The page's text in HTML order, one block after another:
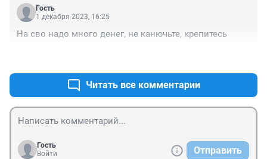
Гость
1 декабря 2023, 16:25
На сво надо много денег, не канючьте, крепитесь
Читать все комментарии
Гость
Войти
Отправить